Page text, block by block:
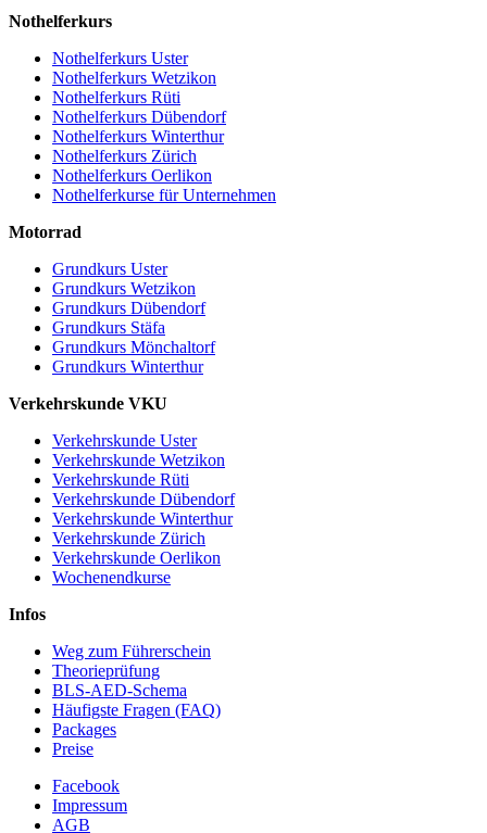
Nothelferkurs
Nothelferkurs Uster
Nothelferkurs Wetzikon
Nothelferkurs Rüti
Nothelferkurs Dübendorf
Nothelferkurs Winterthur
Nothelferkurs Zürich
Nothelferkurs Oerlikon
Nothelferkurse für Unternehmen
Motorrad
Grundkurs Uster
Grundkurs Wetzikon
Grundkurs Dübendorf
Grundkurs Stäfa
Grundkurs Mönchaltorf
Grundkurs Winterthur
Verkehrskunde VKU
Verkehrskunde Uster
Verkehrskunde Wetzikon
Verkehrskunde Rüti
Verkehrskunde Dübendorf
Verkehrskunde Winterthur
Verkehrskunde Zürich
Verkehrskunde Oerlikon
Wochenendkurse
Infos
Weg zum Führerschein
Theorieprüfung
BLS-AED-Schema
Häufigste Fragen (FAQ)
Packages
Preise
Facebook
Impressum
AGB